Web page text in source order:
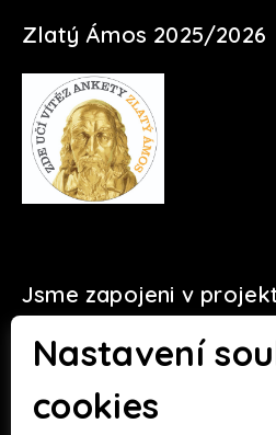
Nastavení
cookies
Zlatý Ámos 2025/2026
Jsme zapojeni v